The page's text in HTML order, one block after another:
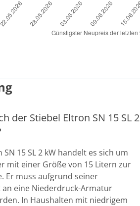
der Stiebel Eltron SN 15 SL 2
15 SL 2 kW handelt es sich um
mit einer Größe von 15 Litern zur
Er muss aufgrund seiner
eine Niederdruck-Armatur
In Haushalten mit niedrigem